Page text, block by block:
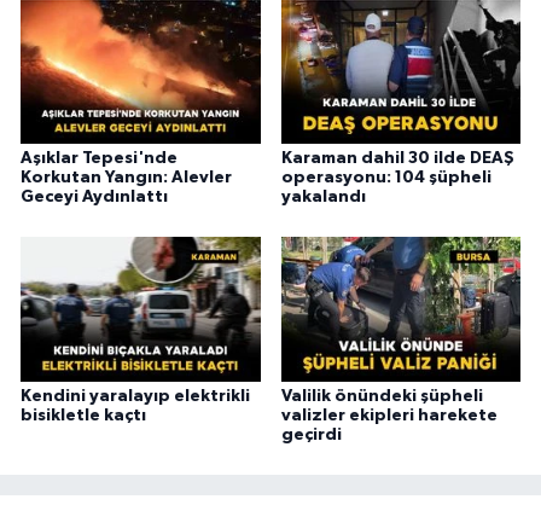
Aşıklar Tepesi'nde
Korkutan Yangın: Alevler
Geceyi Aydınlattı
Karaman dahil 30 ilde DEAŞ
operasyonu: 104 şüpheli
yakalandı
Kendini yaralayıp elektrikli
bisikletle kaçtı
Valilik önündeki şüpheli
valizler ekipleri harekete
geçirdi